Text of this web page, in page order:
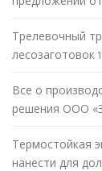
Трелевочный
лесозаготовок
Все о
решения ООО
Термостойкая
нанести для